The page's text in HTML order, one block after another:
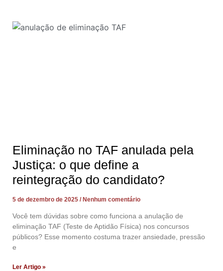
Eliminação no TAF anulada pela
Justiça: o que define a
reintegração do candidato?
5 de dezembro de 2025 Nenhum comentário
Você tem dúvidas sobre como funciona a anulação de
eliminação TAF (Teste de Aptidão Física) nos concursos
públicos? Esse momento costuma trazer ansiedade, pressão
e
Ler Artigo »